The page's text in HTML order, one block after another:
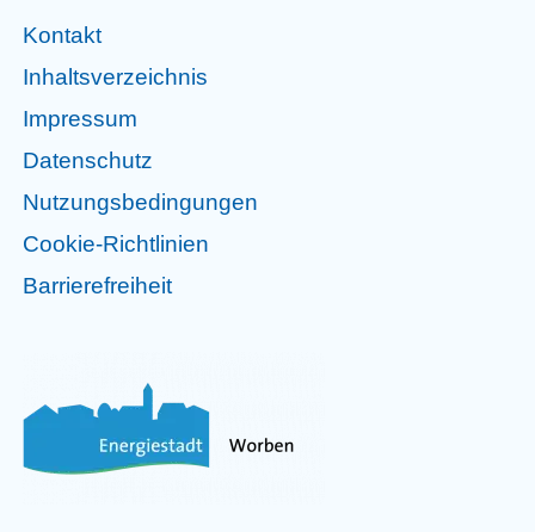
Kontakt
Inhaltsverzeichnis
Impressum
Datenschutz
Nutzungsbedingungen
Cookie-Richtlinien
Barrierefreiheit